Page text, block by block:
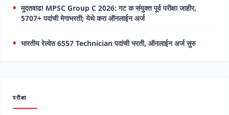
मुदतवाढ! MPSC Group C 2026: गट क संयुक्त पूर्व परीक्षा जाहीर,
5707+ पदांची मेगाभरती; येथे करा ऑनलाईन अर्ज
भारतीय रेल्वेत 6557 Technician पदांची भरती, ऑनलाईन अर्ज सुरु
परीक्षा